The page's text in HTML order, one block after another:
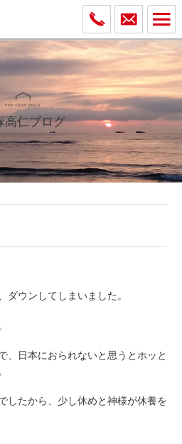
高仁ブログ
ウンしてしまいました。
、日本におられないと思うとホッと
したから、少し休めと神様が休養を